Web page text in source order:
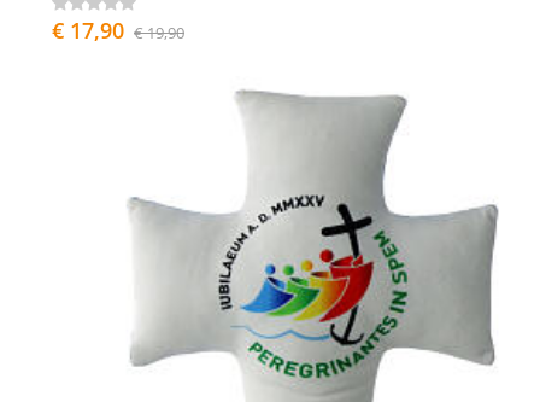
€ 17,90 € 19,90